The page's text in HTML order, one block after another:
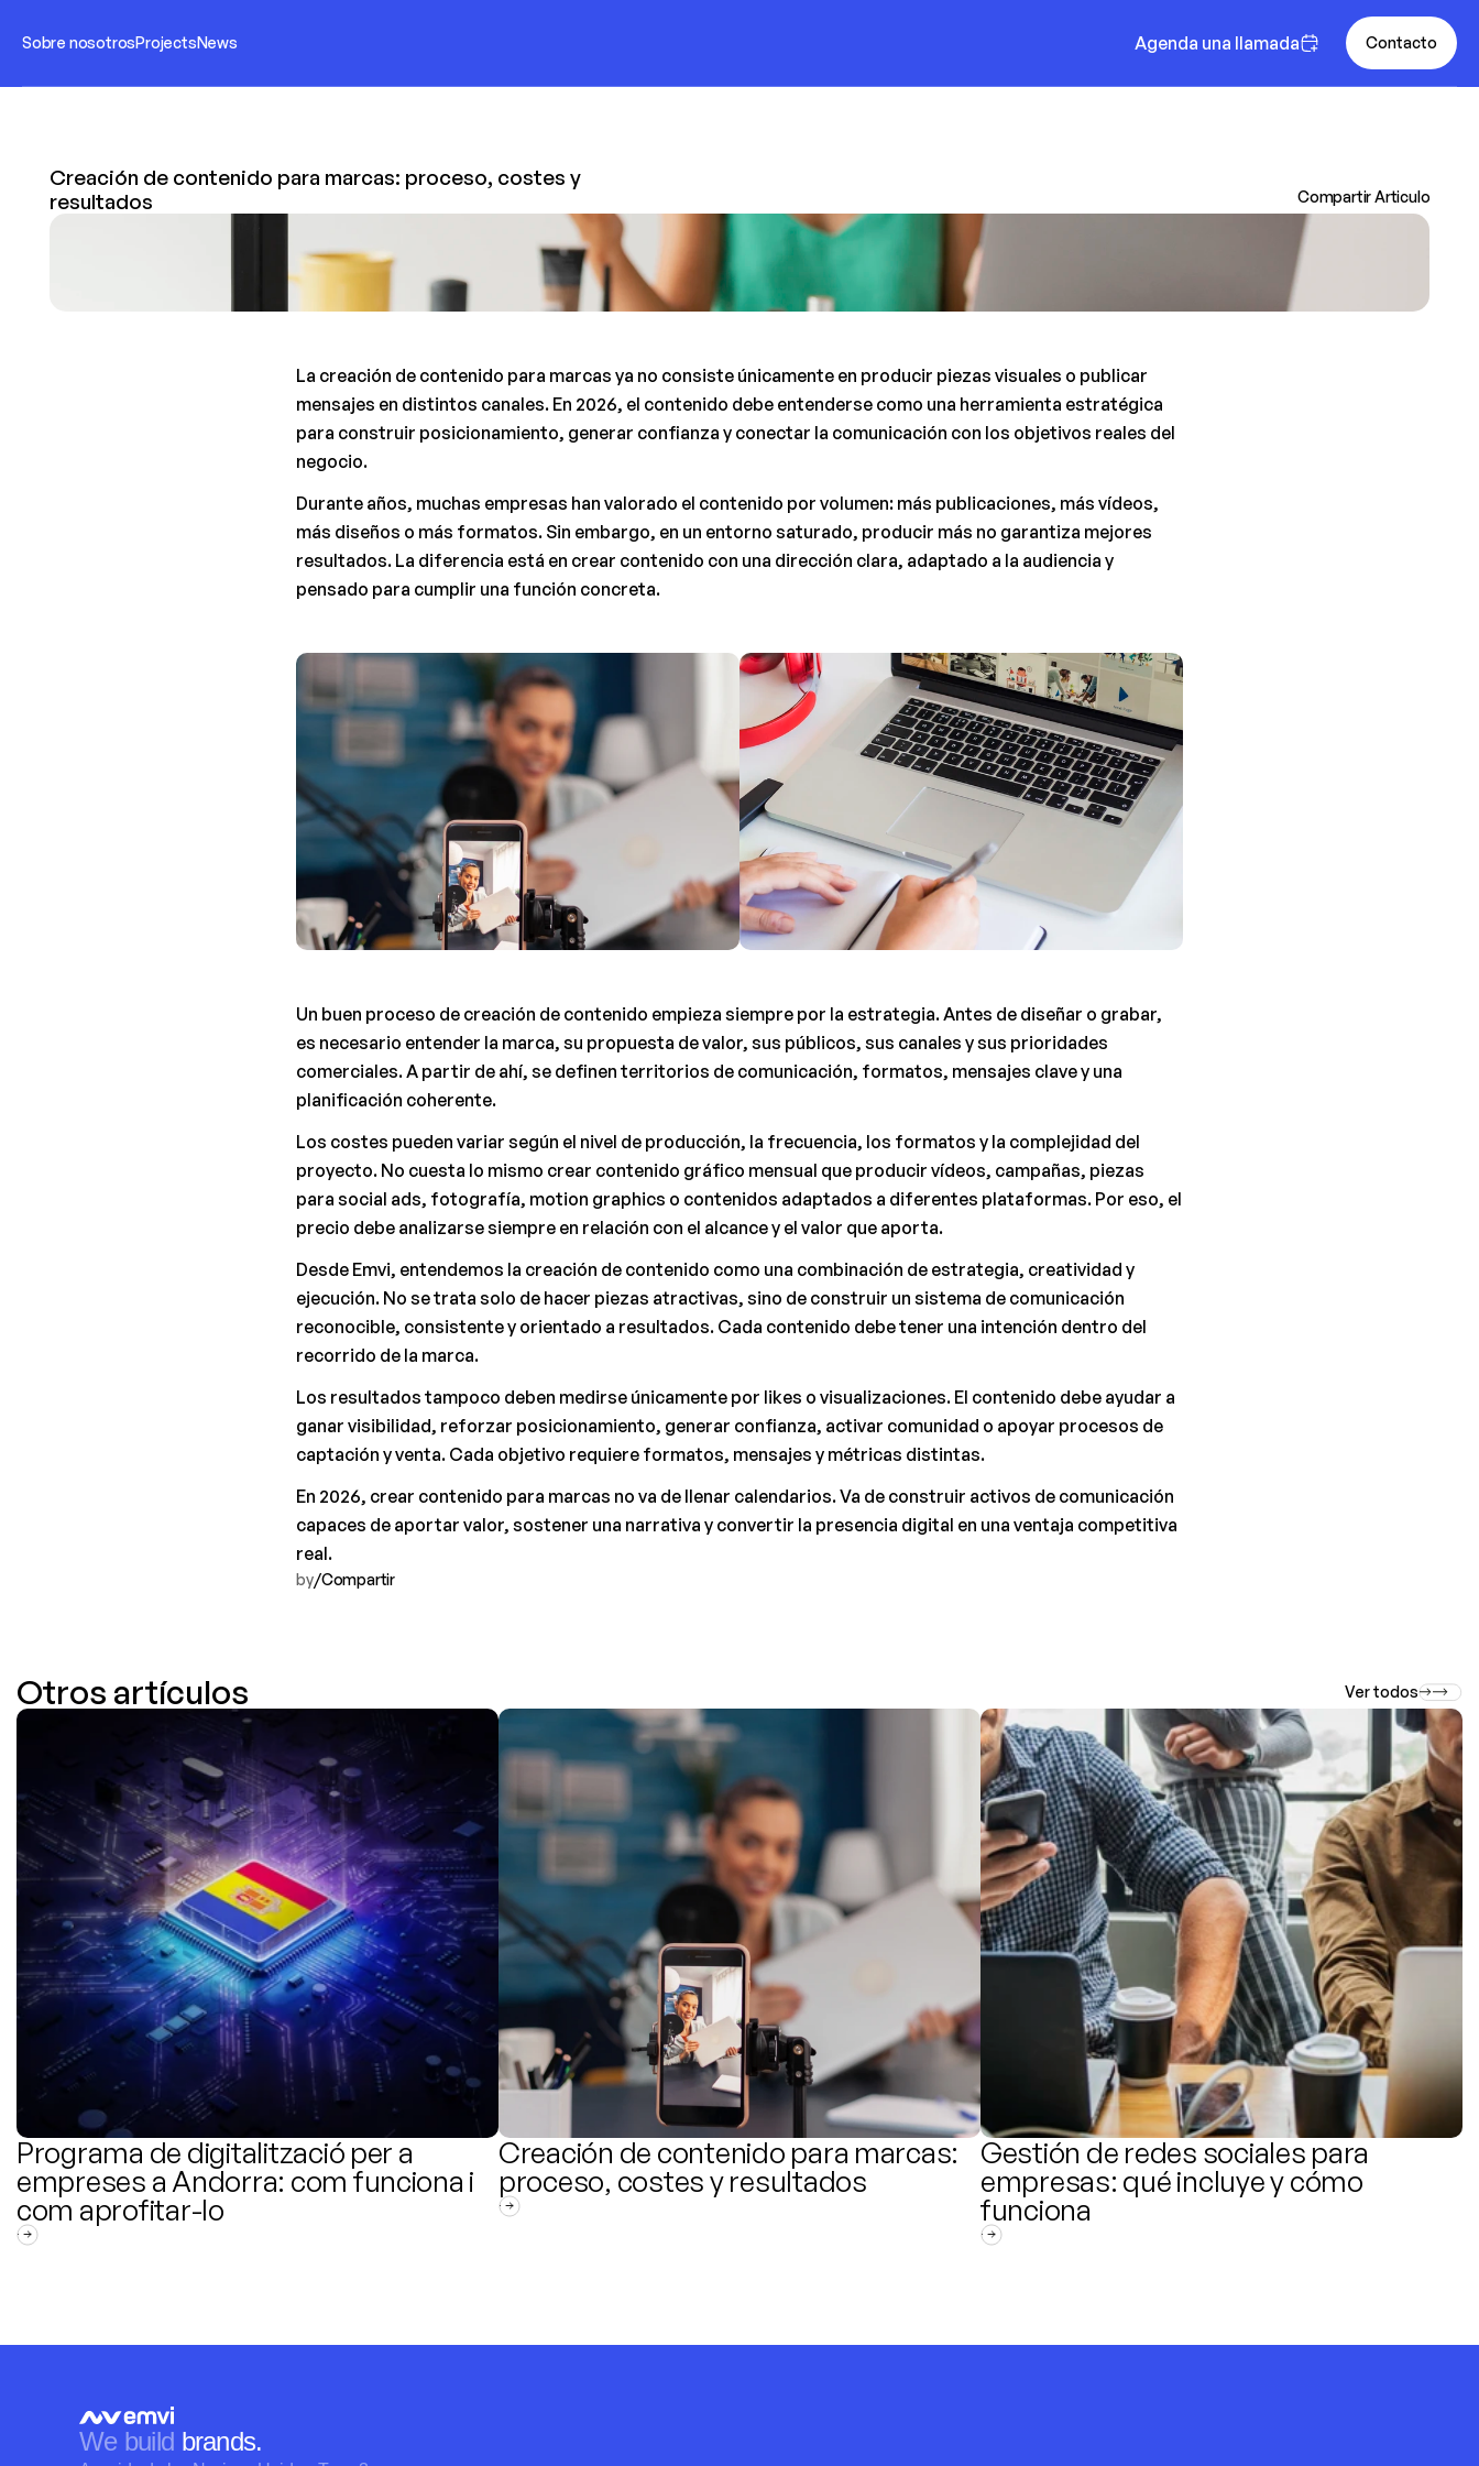
Sobre nosotrosProjectsNews Agenda una llamada Contacto
Creación de contenido para marcas: proceso, costes y
resultados
Compartir Articulo
La creación de contenido para marcas ya no consiste únicamente en producir piezas visuales o publicar
mensajes en distintos canales. En 2026, el contenido debe entenderse como una herramienta estratégica
para construir posicionamiento, generar confianza y conectar la comunicación con los objetivos reales del
negocio.
Durante años, muchas empresas han valorado el contenido por volumen: más publicaciones, más vídeos,
más diseños o más formatos. Sin embargo, en un entorno saturado, producir más no garantiza mejores
resultados. La diferencia está en crear contenido con una dirección clara, adaptado a la audiencia y
pensado para cumplir una función concreta.
Un buen proceso de creación de contenido empieza siempre por la estrategia. Antes de diseñar o grabar,
es necesario entender la marca, su propuesta de valor, sus públicos, sus canales y sus prioridades
comerciales. A partir de ahí, se definen territorios de comunicación, formatos, mensajes clave y una
planificación coherente.
Los costes pueden variar según el nivel de producción, la frecuencia, los formatos y la complejidad del
proyecto. No cuesta lo mismo crear contenido gráfico mensual que producir vídeos, campañas, piezas
para social ads, fotografía, motion graphics o contenidos adaptados a diferentes plataformas. Por eso, el
precio debe analizarse siempre en relación con el alcance y el valor que aporta.
Desde Emvi, entendemos la creación de contenido como una combinación de estrategia, creatividad y
ejecución. No se trata solo de hacer piezas atractivas, sino de construir un sistema de comunicación
reconocible, consistente y orientado a resultados. Cada contenido debe tener una intención dentro del
recorrido de la marca.
Los resultados tampoco deben medirse únicamente por likes o visualizaciones. El contenido debe ayudar a
ganar visibilidad, reforzar posicionamiento, generar confianza, activar comunidad o apoyar procesos de
captación y venta. Cada objetivo requiere formatos, mensajes y métricas distintas.
En 2026, crear contenido para marcas no va de llenar calendarios. Va de construir activos de comunicación
capaces de aportar valor, sostener una narrativa y convertir la presencia digital en una ventaja competitiva
real.
by/Compartir
Otros artículos Ver todos
Programa de digitalització per a
empreses a Andorra: com funciona i
com aprofitar-lo
Creación de contenido para marcas:
proceso, costes y resultados
Gestión de redes sociales para
empresas: qué incluye y cómo
funciona
We build brands.